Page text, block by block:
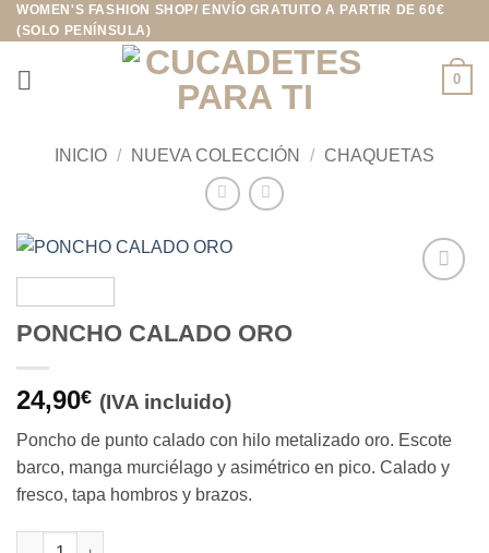
Saltar
al
contenido
WOMEN'S FASHION SHOP/ ENVÍO GRATUITO A PARTIR DE 60€
(SOLO PENÍNSULA)
0
INICIO / NUEVA COLECCIÓN / CHAQUETAS
PONCHO CALADO ORO
24,90€ (IVA incluido)
Poncho de punto calado con hilo metalizado oro. Escote
barco, manga murciélago y asimétrico en pico. Calado y
fresco, tapa hombros y brazos.
PONCHO CALADO ORO cantidad